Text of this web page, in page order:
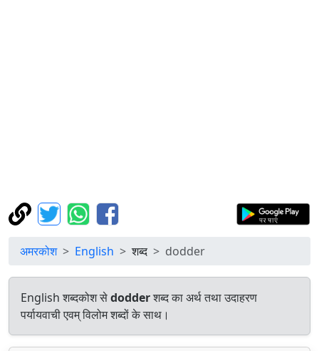
अमरकोश English शब्द dodder
English शब्दकोश सेdodderशब्द का अर्थ तथा उदाहरण
पर्यायवाची एवम् विलोम शब्दों के साथ।